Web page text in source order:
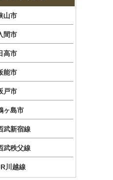
山市
間市
高市
能市
戸市
ヶ島市
武新宿線
武秩父線
川越線